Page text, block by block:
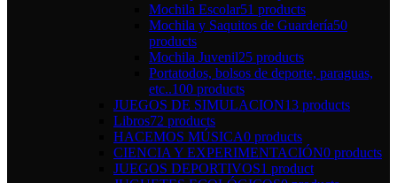
Mochila Escolar51 products
Mochila y Saquitos de Guardería50
products
Mochila Juvenil25 products
Portatodos, bolsos de deporte, paraguas,
etc..100 products
JUEGOS DE SIMULACION13 products
Libros72 products
HACEMOS MÚSICA0 products
CIENCIA Y EXPERIMENTACIÓN0 products
JUEGOS DEPORTIVOS1 product